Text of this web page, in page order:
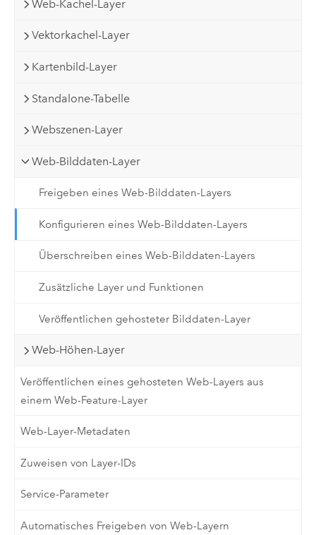
Web-Kachel-Layer
Vektorkachel-Layer
Kartenbild-Layer
Standalone-Tabelle
Webszenen-Layer
Web-Bilddaten-Layer
Freigeben eines Web-Bilddaten-Layers
Konfigurieren eines Web-Bilddaten-Layers
Überschreiben eines Web-Bilddaten-Layers
Zusätzliche Layer und Funktionen
Veröffentlichen gehosteter Bilddaten-Layer
Web-Höhen-Layer
Veröffentlichen eines gehosteten Web-Layers aus
einem Web-Feature-Layer
Web-Layer-Metadaten
Zuweisen von Layer-IDs
Service-Parameter
Automatisches Freigeben von Web-Layern